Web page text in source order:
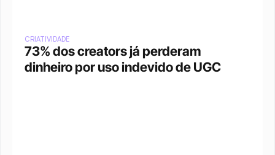
CRIATIVIDADE
73% dos creators já perderam
dinheiro por uso indevido de UGC